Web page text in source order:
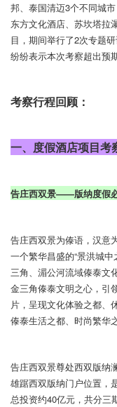
邦、泰国清迈3个不同城
东方文化酒店、苏坎塔拉
目，期间举行了2次专题
纷纷表示本次考察超出预
考察行程回顾：
一、度假酒店项目考
告庄西双景——版纳度假
告庄西双景为傣语，汉意
一个繁华昌盛的“景洪城中
三角、湄公河流域傣泰文
金三角傣泰文明之心，引
片，呈现文化体验之都、
傣泰生活之都、时尚繁华之
告庄西双景尊处西双版纳
雄踞西双版纳门户位置，
总投资约40亿元，共分三